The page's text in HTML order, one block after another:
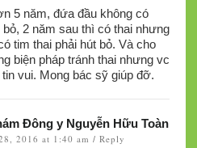
5 năm, đứa đầu không có
bỏ, 2 năm sau thì có thai nhưng
tim thai phải hút bỏ. Và cho
biện pháp tránh thai nhưng vc
vui. Mong bác sỹ giúp đỡ.
Đông y Nguyễn Hữu Toàn
2016 at 1:40 am / Reply